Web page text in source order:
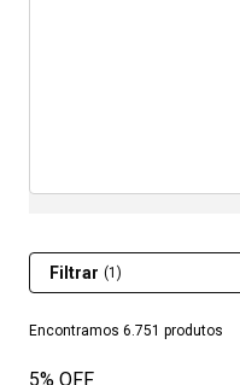
Encontramos 6.751 produtos
Filtrar (1)
5% OFF